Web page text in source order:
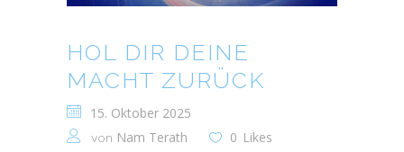
HOL DIR DEINE
MACHT ZURÜCK
15. Oktober 2025
von Nam Terath 0 Likes